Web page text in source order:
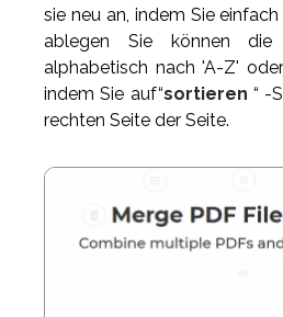
sie neu an, indem Sie
ablegen Sie können die
alphabetisch nach 'A-Z'
indem Sie auf“sortieren “ -
rechten Seite der Seite.